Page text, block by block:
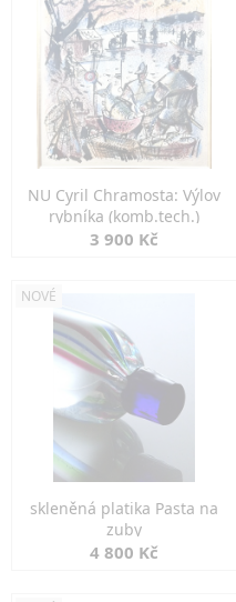
NU Cyril Chramosta: Výlov
rybníka (komb.tech.)
3 900 Kč
NOVÉ
skleněná platika Pasta na
zuby
4 800 Kč